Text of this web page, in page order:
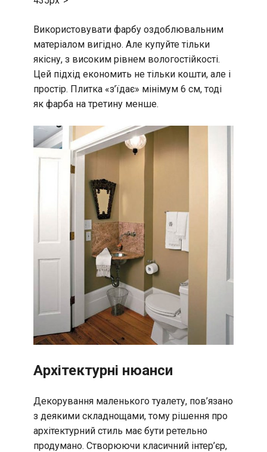
Використовувати фарбу оздоблювальним
матеріалом вигідно. Але купуйте тільки
якісну, з високим рівнем вологостійкості.
Цей підхід економить не тільки кошти, але і
простір. Плитка «з’їдає» мінімум 6 см, тоді
як фарба на третину менше.
Архітектурні нюанси
Декорування маленького туалету, пов’язано
з деякими складнощами, тому рішення про
архітектурний стиль має бути ретельно
продумано. Створюючи класичний інтер’єр,